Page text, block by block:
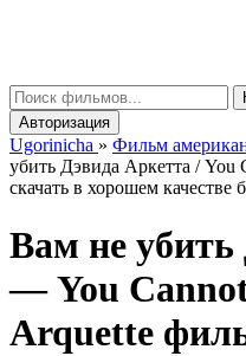
Авторизация
Ugorinicha » Фильм
убить Дэвида Аркетта /
скачать в хорошем качестве
Вам не убить
—You
Arquette